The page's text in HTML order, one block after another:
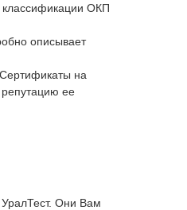
классификации ОКП
описывает
на
ее
Они Вам